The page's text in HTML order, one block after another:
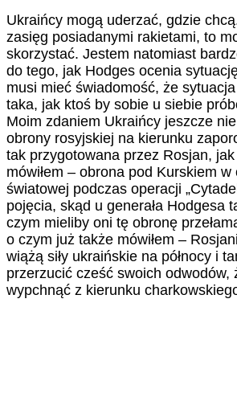
Ukraińcy mogą uderzać, gdzie
zasięg posiadanymi rakietami, to
skorzystać. Jestem natomiast
do tego, jak Hodges ocenia
musi mieć świadomość, że
taka, jak ktoś by sobie u siebie
Moim zdaniem Ukraińcy jeszcze nie
obrony rosyjskiej na kierunku
tak przygotowana przez Rosjan,
mówiłem – obrona pod Kurskiem
światowej podczas operacji
pojęcia, skąd u generała Hodgesa
czym mieliby oni tę obronę
o czym już także mówiłem –
wiążą siły ukraińskie na północy i
przerzucić cześć swoich odwodów,
wypchnąć z kierunku